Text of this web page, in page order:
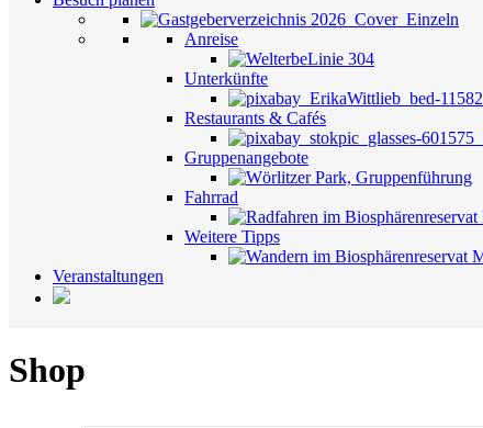
Anreise
Unterkünfte
Restaurants & Cafés
Gruppenangebote
Fahrrad
Weitere Tipps
Veranstaltungen
Shop